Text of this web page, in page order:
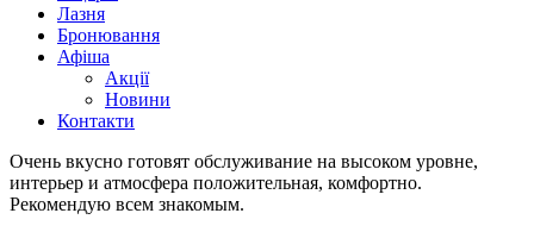
Лазня
Бронювання
Афіша
Акції
Новини
Контакти
Очень вкусно готовят обслуживание на высоком уровне,
интерьер и атмосфера положительная, комфортно.
Рекомендую всем знакомым.